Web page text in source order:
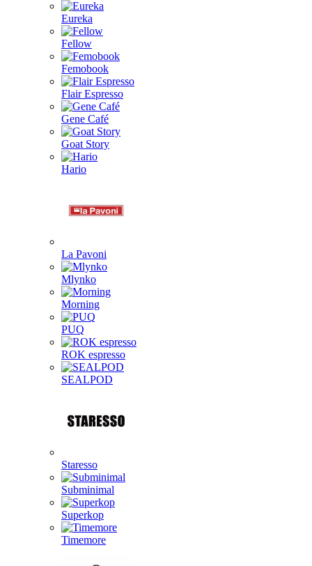
Eureka
Fellow
Femobook
Flair Espresso
Gene Café
Goat Story
Hario
La Pavoni
Mlynko
Morning
PUQ
ROK espresso
SEALPOD
Staresso
Subminimal
Superkop
Timemore